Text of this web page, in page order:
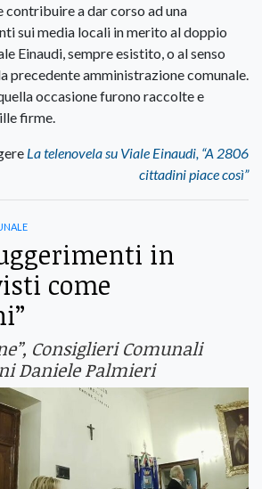
contribuire a dar corso ad una
sui media locali in merito al doppio
Einaudi, sempre esistito, o al senso
precedente amministrazione comunale.
occasione furono raccolte e
firme.
La telenovela su Viale Einaudi, “A 2806
cittadini piace così”
in
come
Consiglieri Comunali
Daniele Palmieri